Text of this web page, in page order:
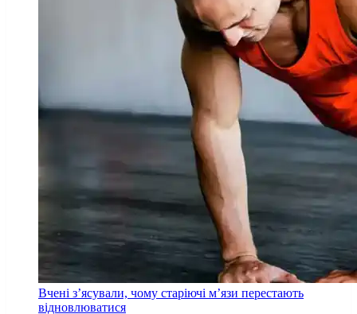
Вчені з’ясували, чому старіючі м’язи перестають
відновлюватися